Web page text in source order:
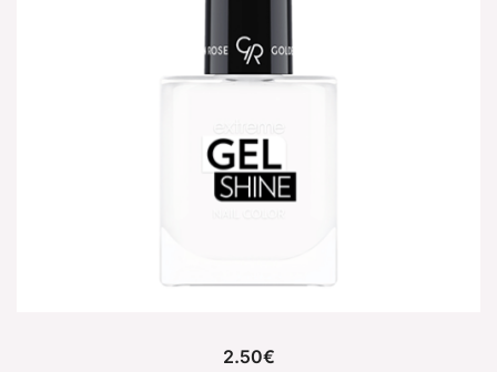
2.50€